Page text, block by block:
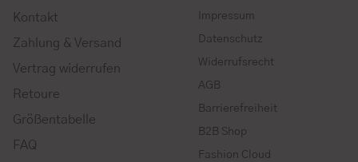
Kontakt
Zahlung & Versand
Vertrag widerrufen
Retoure
Größentabelle
FAQ
Impressum
Datenschutz
Widerrufsrecht
AGB
Barrierefreiheit
B2B Shop
Fashion Cloud